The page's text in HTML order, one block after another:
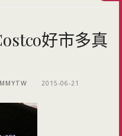
好市多真
2015-06-21